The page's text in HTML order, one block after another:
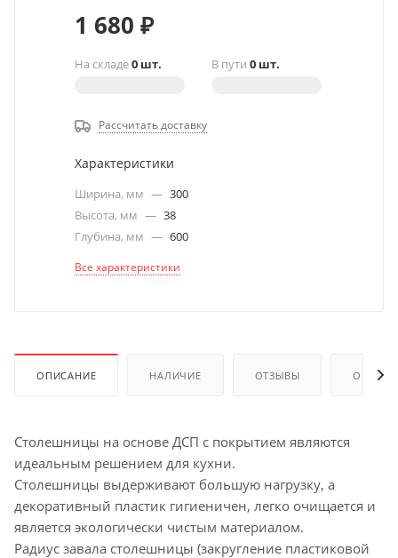
1 680 ₽
На складе0 шт. В пути 0 шт.
Рассчитать доставку
Характеристики
Ширина, мм — 300
Высота, мм — 38
Глубина, мм — 600
Все характеристики
ОПИСАНИЕ НАЛИЧИЕ ОТЗЫВЫ ОПЛАТА
Столешницы на основе ДСП с покрытием являются
идеальным решением для кухни.
Столешницы выдерживают большую нагрузку, а
декоративный пластик гигиеничен, легко очищается и
является экологически чистым материалом.
Радиус завала столешницы (закругление пластиковой